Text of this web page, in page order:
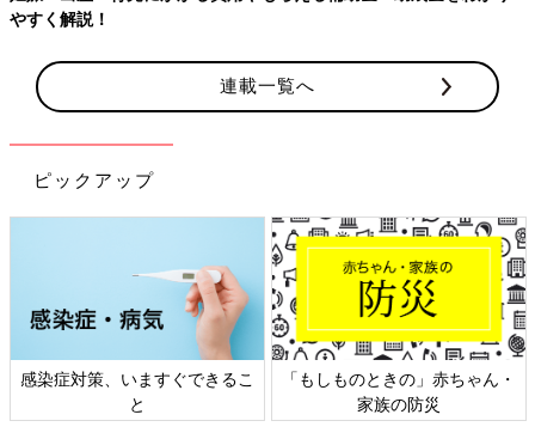
連載一覧へ
ピックアップ
日本外来小児科学会リーフレッ
ト検討会
六星占術 細木かおりさんの人生
相談